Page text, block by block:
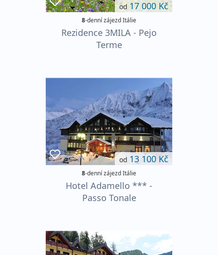
od17 000 Kč
8-denní zájezd Itálie
Rezidence 3MILA - Pejo
Terme
od 13 100 Kč
8-denní zájezd Itálie
Hotel Adamello *** -
Passo Tonale